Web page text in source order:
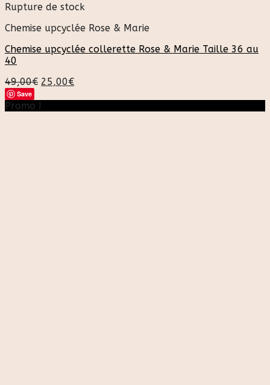
Rupture de stock
Chemise upcyclée Rose & Marie
Chemise upcyclée collerette Rose & Marie Taille 36 au
40
49,00€ 25,00€
Save
Promo !